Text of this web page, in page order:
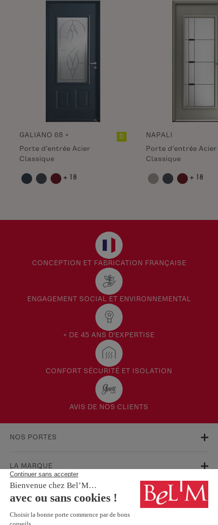
GALIANO 68 +
Porte d'entrée Acier
Classique
B
+ 18
NAPALI
Porte d'entrée Acier
Classique
+ 18
CONCEPTION ET FABRICATION FRANÇAISE
ENGAGEMENT SOCIAL ET ENVIRONNEMENTAL
+ DE 45 ANS D'EXPERTISE
CONFORT SÉCURITÉ ET ISOLATION
AVIS DE NOS CLIENTS
NOS PORTES
LA MARQUE
AIDE & SUPPORT
FAQ
Garanties
Service Après-Vente